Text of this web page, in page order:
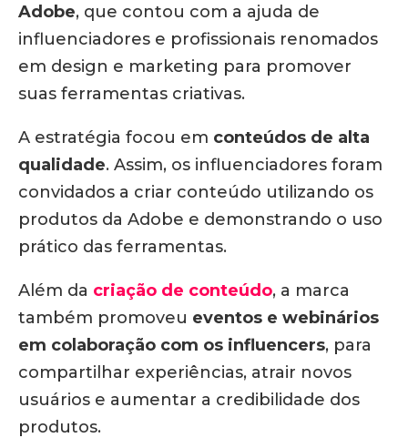
Adobe, que contou com a ajuda de
influenciadores e profissionais renomados
em design e marketing para promover
suas ferramentas criativas.
A estratégia focou em conteúdos de alta
qualidade. Assim, os influenciadores foram
convidados a criar conteúdo utilizando os
produtos da Adobe e demonstrando o uso
prático das ferramentas.
Além da criação de conteúdo, a marca
também promoveu eventos e webinários
em colaboração com os influencers, para
compartilhar experiências, atrair novos
usuários e aumentar a credibilidade dos
produtos.